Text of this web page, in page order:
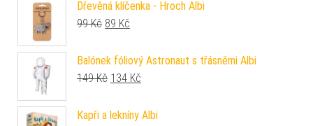
Dřevěná klíčenka - Hroch Albi
99Kč Původní cena byla: 99 Kč.
89 Kč
Balónek fóliový Astronaut s třásněmi Albi
149Kč Původní cena byla: 149 Kč.
134 Kč
Kapři a lekníny Albi